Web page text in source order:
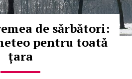
de sărbători:
pentru toată
țara